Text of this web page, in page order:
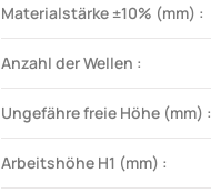
Materialstärke ±10% (mm) :
Anzahl der Wellen :
Ungefähre freie Höhe (mm) :
Arbeitshöhe H1 (mm) :